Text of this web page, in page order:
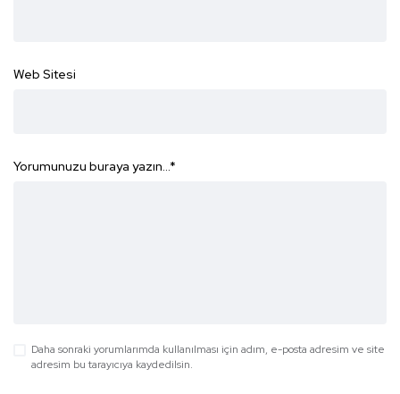
Web Sitesi
Yorumunuzu buraya yazın...*
Daha sonraki yorumlarımda kullanılması için adım, e-posta adresim ve site
adresim bu tarayıcıya kaydedilsin.